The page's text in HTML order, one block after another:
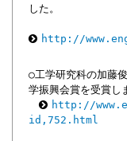
した。
http://
○工学研究科の加藤
学振興会賞を受賞し
http://
id,752.html